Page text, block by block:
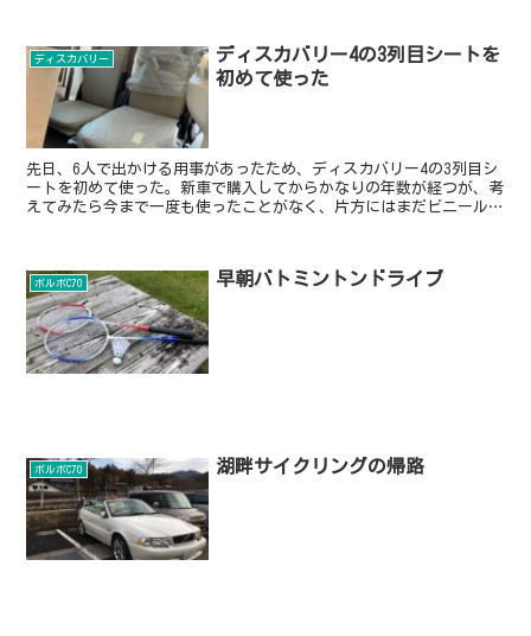
ディスカバリー
ディスカバリー4の3列目シートを
初めて使った
先日、6人で出かける用事があったため、ディスカバリー4の3列目シ
ートを初めて使った。新車で購入してからかなりの年数が経つが、考
えてみたら今まで一度も使ったことがなく、片方にはまだビニールが
ボルボC70 早朝バトミントンドライブ
ボルボC70 湖畔サイクリングの帰路